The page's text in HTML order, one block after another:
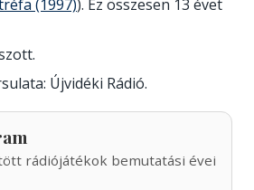
(1997)). Ez összesen 13 évet
Újvidéki Rádió.
rádiójátékok bemutatási évei